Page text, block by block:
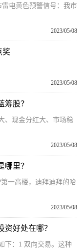
雷电黄色预警信号：我市
2023/05/08
奖
2023/05/08
股？
、现金分红大、市场稳
2023/05/08
里？
一高楼，迪拜迪拜的哈
2023/05/08
好处在哪？
下：1 双向交易。这种